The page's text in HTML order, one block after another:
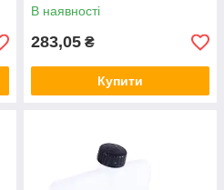
В наявності
283,05 ₴
Купити